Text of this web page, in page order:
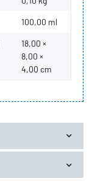
100,00 ml
18,00 ×
8,00 ×
4,00 cm